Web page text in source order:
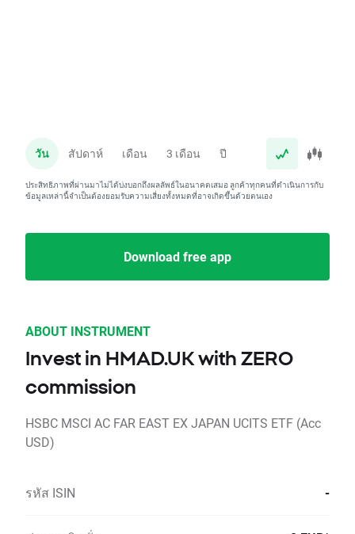
วัน สัปดาห์ เดือน 3 เดือน ปี
ประสิทธิภาพที่ผ่านมาไม่ได้บ่งบอกถึงผลลัพธ์ในอนาคตเสมอ ลูกค้าทุกคนที่ดำเนินการกับ
ข้อมูลเหล่านี้จำเป็นต้องยอมรับความเสี่ยงทั้งหมดที่อาจเกิดขึ้นด้วยตนเอง
Download free app
ABOUT INSTRUMENT
Invest in HMAD.UK with ZERO
commission
HSBC MSCI AC FAR EAST EX JAPAN UCITS ETF (Acc
USD)
รหัส ISIN -